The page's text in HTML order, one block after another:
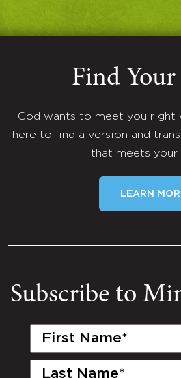
Find
God wants to meet you right
here to find a version and
that meets your
LEARN
Subscribe to
First
Last